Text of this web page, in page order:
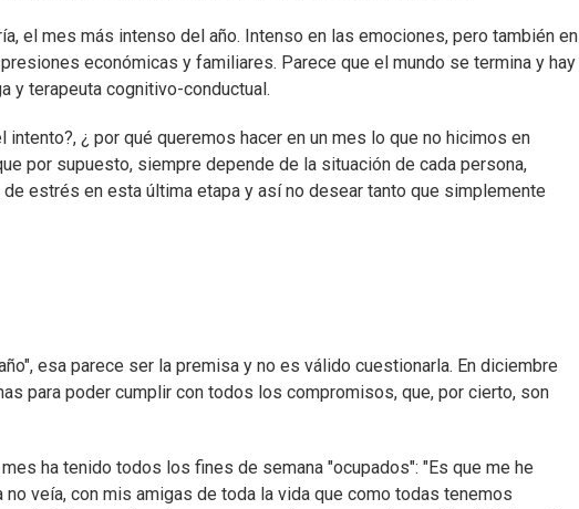
el mes más intenso del año. Intenso en las emociones, pero también en
económicas y familiares. Parece que el mundo se termina y hay
y terapeuta cognitivo-conductual.
¿ por qué queremos hacer en un mes lo que no hicimos en
por supuesto, siempre depende de la situación de cada persona,
estrés en esta última etapa y así no desear tanto que simplemente
esa parece ser la premisa y no es válido cuestionarla. En diciembre
para poder cumplir con todos los compromisos, que, por cierto, son
ha tenido todos los fines de semana "ocupados": "Es que me he
veía, con mis amigas de toda la vida que como todas tenemos